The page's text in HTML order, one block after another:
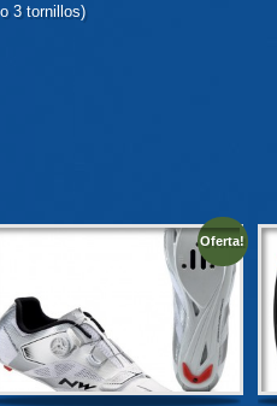
3 tornillos)
Oferta!